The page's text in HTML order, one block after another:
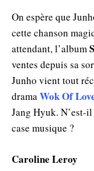
On espère que
cette chanson
attendant, l’album
ventes depuis sa
Junho vient tout
dramaWok Of
Jang Hyuk. N’est-
case musique ?
Caroline Leroy